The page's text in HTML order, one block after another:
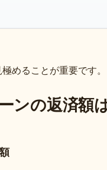
めることが重要です。
ンの返済額